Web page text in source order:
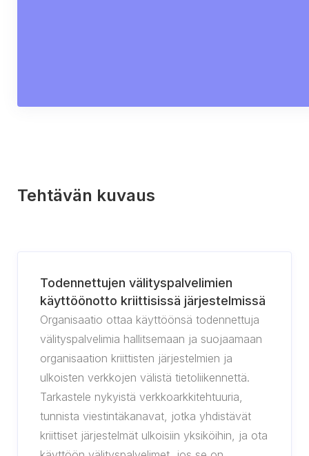
Tehtävän kuvaus
Todennettujen välityspalvelimien
käyttöönotto kriittisissä järjestelmissä
Organisaatio ottaa käyttöönsä todennettuja
välityspalvelimia hallitsemaan ja suojaamaan
organisaation kriittisten järjestelmien ja
ulkoisten verkkojen välistä tietoliikennettä.
Tarkastele nykyistä verkkoarkkitehtuuria,
tunnista viestintäkanavat, jotka yhdistävät
kriittiset järjestelmät ulkoisiin yksiköihin, ja ota